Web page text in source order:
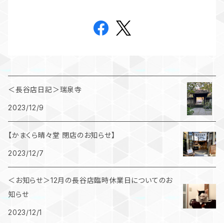
＜長谷店日記＞瑞泉寺
2023/12/9
【かまくら晴々堂 閉店のお知らせ】
2023/12/7
＜お知らせ＞12月の長谷店臨時休業日についてのお
知らせ
2023/12/1